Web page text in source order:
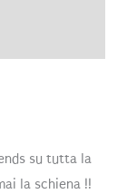
su tutta la
la schiena !!